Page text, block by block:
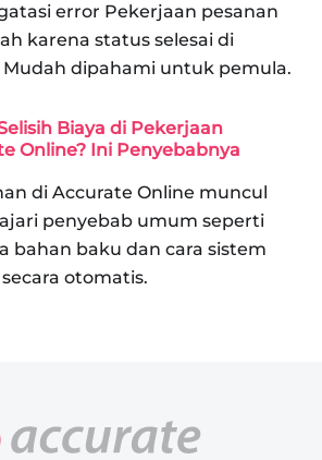
error Pekerjaan pesanan
karena status selesai di
Mudah dipahami untuk pemula.
Biaya di Pekerjaan
Online? Ini Penyebabnya
di Accurate Online muncul
penyebab umum seperti
bahan baku dan cara sistem
otomatis.